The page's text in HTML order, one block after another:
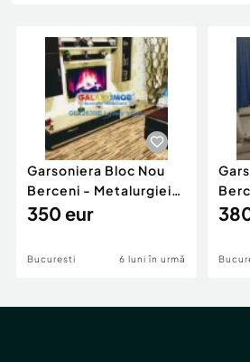
Animale de companie
Afaceri și echipamente
Inchiriere Bunuri si Vehicule
Piese auto si accesorii
Dacia Duster
Garsoniera Bloc Nou
Berceni - Metalurgiei
Park - Postalionul
350 eur
Bucuresti 6 luni în urmă